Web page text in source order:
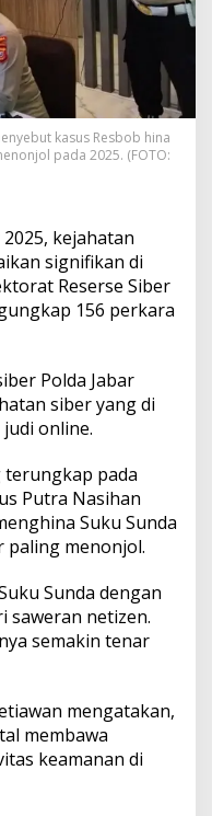
kasus Resbob hina
pada 2025. (FOTO:
kejahatan
signifikan di
Reserse Siber
156 perkara
Polda Jabar
siber yang di
online.
terungkap pada
Putra Nasihan
Suku Sunda
paling menonjol.
Sunda dengan
saweran netizen.
semakin tenar
mengatakan,
membawa
keamanan di